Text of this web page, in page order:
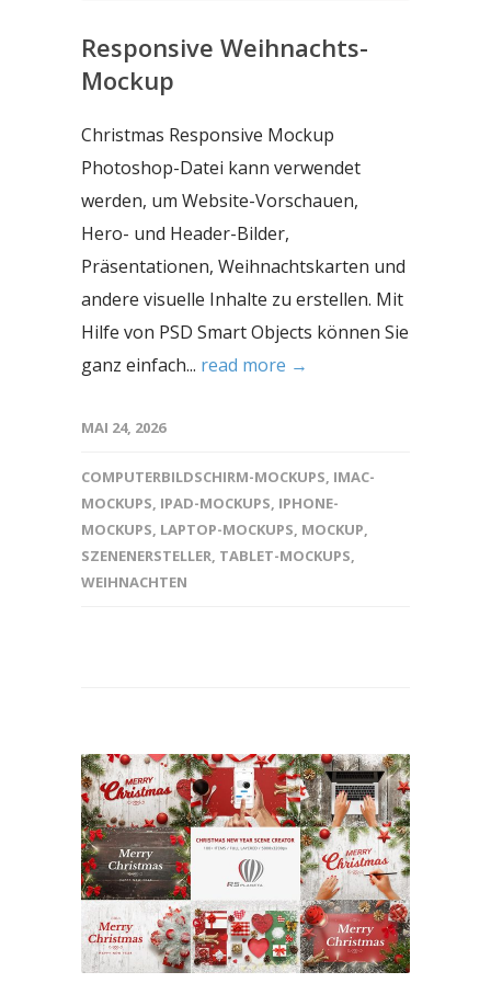
Responsive Weihnachts-
Mockup
Christmas Responsive Mockup
Photoshop-Datei kann verwendet
werden, um Website-Vorschauen,
Hero- und Header-Bilder,
Präsentationen, Weihnachtskarten und
andere visuelle Inhalte zu erstellen. Mit
Hilfe von PSD Smart Objects können Sie
ganz einfach... read more →
MAI 24, 2026
COMPUTERBILDSCHIRM-MOCKUPS IMAC-
MOCKUPS IPAD-MOCKUPS IPHONE-
MOCKUPS LAPTOP-MOCKUPS MOCKUP
SZENENERSTELLER TABLET-MOCKUPS
WEIHNACHTEN